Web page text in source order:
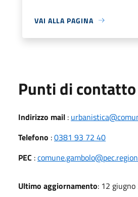
VAI ALLA PAGINA
Punti di contatto
Indirizzo mail :
Telefono :0381 93 72 40
PEC :
Ultimo aggiornamento: 12